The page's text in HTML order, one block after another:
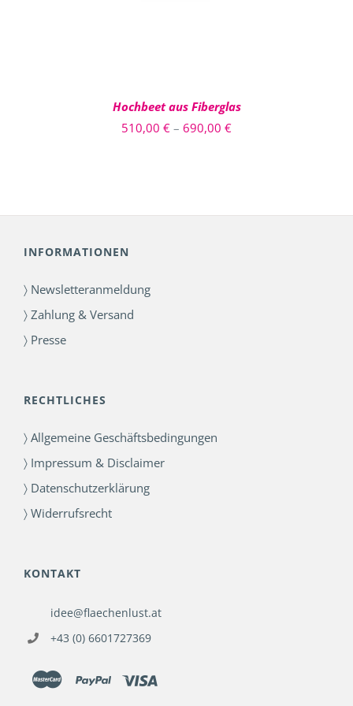
GEWÄHLT
WERDEN
Hochbeet aus Fiberglas
510,00 € – 690,00 €Preisspanne:
INFORMATIONEN
〉 Newsletteranmeldung
〉 Zahlung & Versand
〉 Presse
RECHTLICHES
〉 Allgemeine Geschäftsbedingungen
〉 Impressum & Disclaimer
〉 Datenschutzerklärung
〉 Widerrufsrecht
KONTAKT
idee@flaechenlust.at
+43 (0) 6601727369